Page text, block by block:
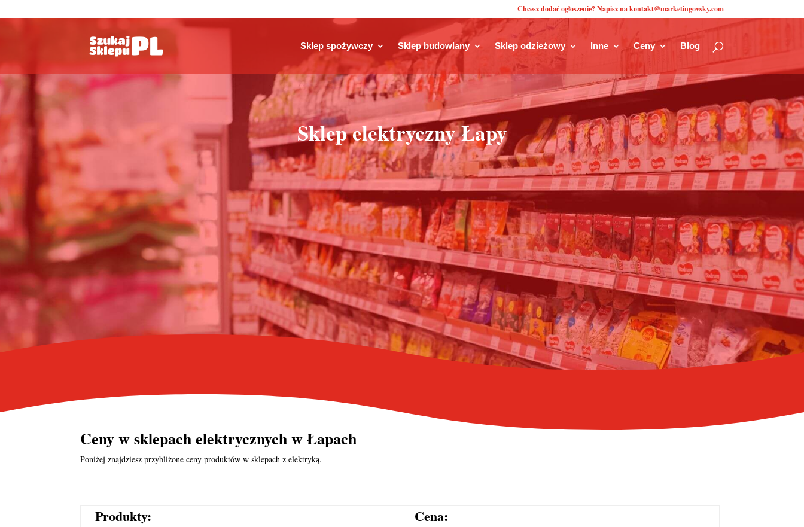
Chcesz dodać ogłoszenie? Napisz na kontakt@marketingovsky.com
Sklep spożywczy Sklep budowlany Sklep odzieżowy Inne Ceny Blog
Sklep elektryczny Łapy
Ceny wsklepach elektrycznychw Łapach
Poniżej znajdziesz przybliżone ceny produktów w sklepach z elektryką.
Produkty: Cena: